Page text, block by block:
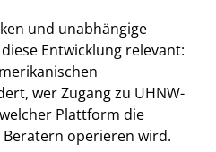
und unabhängige
Entwicklung relevant:
wer Zugang zu UHNW-
Plattform die
operieren wird.